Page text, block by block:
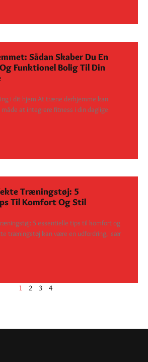
Sådan Skaber Du En
Funktionel Bolig Til Din
i dit hjem At træne derhjemme kan
at integrere fitness i din daglige
Træningstøj: 5
Til Komfort Og Stil
5 essentielle tips til komfort og
træningstøj kan være en udfordring, især
1 2 3 4